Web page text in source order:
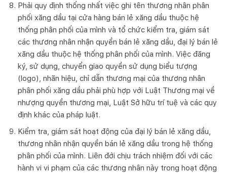
Phải quy định thống nhất việc ghi tên thương nhân phân
phối xăng dầu tại cửa hàng bán lẻ xăng dầu thuộc hệ
thống phân phối của mình và tổ chức kiểm tra, giám sát
các thương nhân nhận quyền bán lẻ xăng dầu, đại lý bán lẻ
xăng dầu thuộc hệ thống phân phối của mình. Việc đăng
ký, sử dụng, chuyển giao quyền sử dụng biểu tượng
(logo), nhãn hiệu, chỉ dẫn thương mại của thương nhân
phân phối xăng dầu phải phù hợp với Luật Thương mại về
nhượng quyền thương mại, Luật Sở hữu trí tuệ và các quy
định khác của pháp luật.
Kiểm tra, giám sát hoạt động của đại lý bán lẻ xăng dầu,
thương nhân nhận quyền bán lẻ xăng dầu trong hệ thống
phân phối của mình. Liên đới chịu trách nhiệm đối với các
hành vi vi phạm của các thương nhân này trong hoạt động